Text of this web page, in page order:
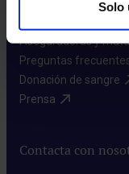
Solo
Enlaces de interés
Aseguradoras y
Preguntas
Donación de sangre​
Prensa​
Contacta con